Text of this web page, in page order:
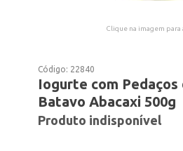
Clique na imagem para
Código: 22840
Iogurte com Pedaços
Batavo Abacaxi 500g
Produto indisponível